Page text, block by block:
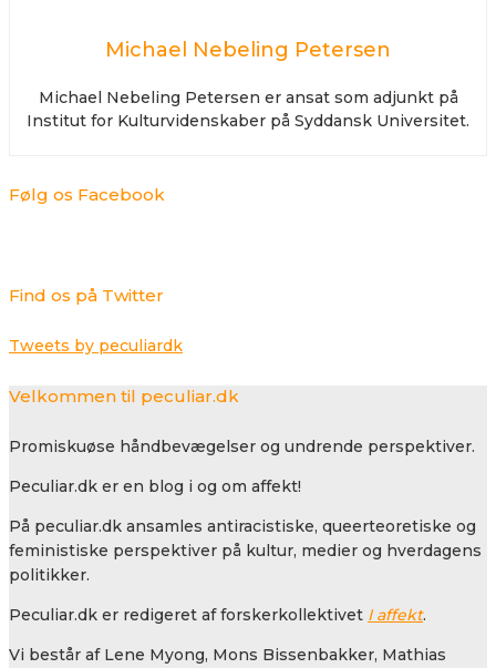
Michael Nebeling Petersen
Michael Nebeling Petersen er ansat som adjunkt på
Institut for Kulturvidenskaber på Syddansk Universitet.
Følg os Facebook
Find os på Twitter
Tweets by peculiardk
Velkommen til peculiar.dk
Promiskuøse håndbevægelser og undrende perspektiver.
Peculiar.dk er en blog i og om affekt!
På peculiar.dk ansamles antiracistiske, queerteoretiske og
feministiske perspektiver på kultur, medier og hverdagens
politikker.
Peculiar.dk er redigeret af forskerkollektivet I affekt.
Vi består af Lene Myong, Mons Bissenbakker, Mathias